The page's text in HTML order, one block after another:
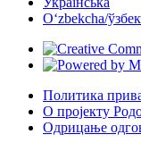
Oʻzbekcha/
Политика
О пројекту
Одрицање